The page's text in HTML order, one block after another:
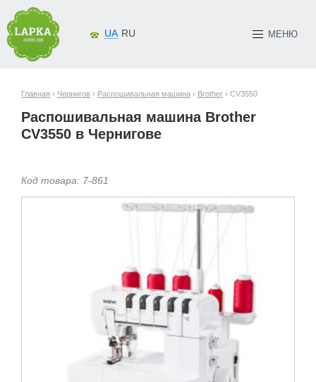
МЕНЮ
UA RU
Главная › Чернигов › Распошивальная машина › Brother › CV3550
Распошивальная машина Brother
CV3550 в Чернигове
Код товара: 7-861